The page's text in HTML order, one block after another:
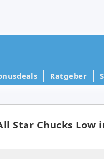
Ratgeber
Star Chucks Low